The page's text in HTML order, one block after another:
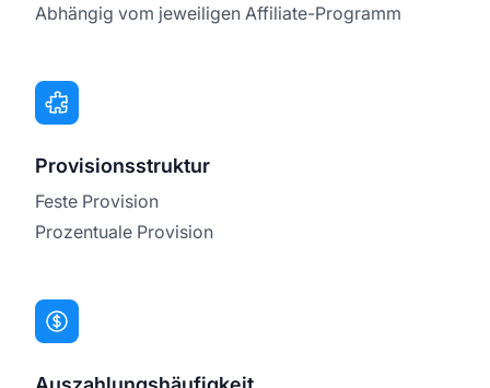
Abhängig vom jeweiligen Affiliate-Programm
Provisionsstruktur
Feste Provision
Prozentuale Provision